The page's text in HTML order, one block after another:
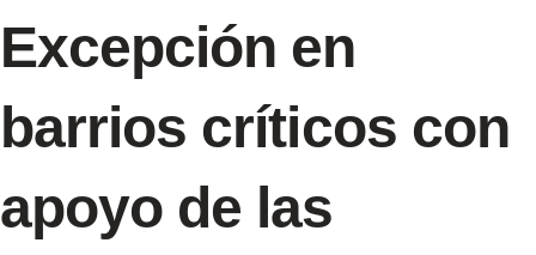
Excepción en
barrios críticos con
apoyo de las